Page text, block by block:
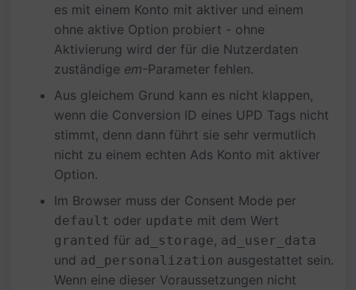
es mit einem Konto mit aktiver und einem
ohne aktive Option probiert - ohne
Aktivierung wird der für die Nutzerdaten
zuständige em-Parameter fehlen.
Aus gleichem Grund kann es nicht klappen,
wenn die Conversion ID eines UPD Tags nicht
stimmt, denn dann führt sie sehr vermutlich
nicht zu einem echten Ads Konto mit aktiver
Option.
Im Browser muss der Consent Mode per
default oder update mit dem Wert
granted für ad_storage, ad_user_data
und ad_personalization ausgestattet sein.
Wenn eine dieser Voraussetzungen nicht